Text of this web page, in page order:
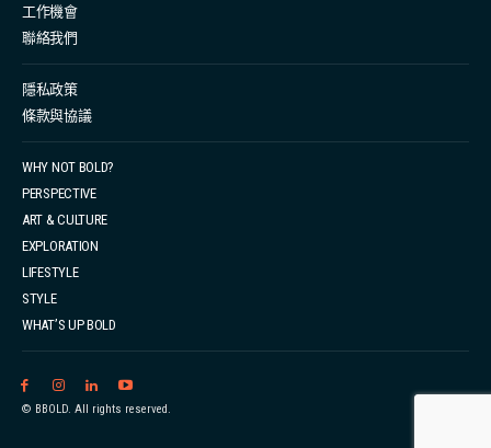
她對運動的熱愛，還有 Ninja Sport 這項運動的獨特魅
力。 在 Instagram 查看這則貼文 Summer
Wong（@summer__training）分享的貼文 從舉重投身到
Ninja Sport 談到從舉重轉向 Ninja Sport 的契機，
Ninja Sport 更注重「解難能力」，她補充：「舉重比賽
的目標很明確，就是舉起更大的重量，相對比較有規律，
且有固定方法遵循與練習，而 Ninja Sport 的障礙設計多
變，每個人都可以找到屬於自己的破解方法，同樣的障
礙，每個人的演繹方式都...
工作機會
聯絡我們
隱私政策
條款與協議
WHY NOT BOLD?
PERSPECTIVE
ART & CULTURE
EXPLORATION
LIFESTYLE
STYLE
WHAT’S UP BOLD
© BBOLD. All rights reserved.